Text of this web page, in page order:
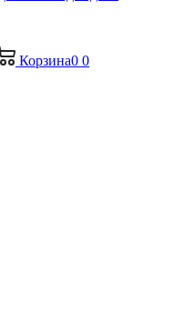
Корзина0 0